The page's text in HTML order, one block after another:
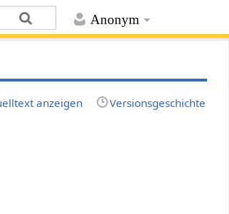
Anonym
anzeigen Versionsgeschichte